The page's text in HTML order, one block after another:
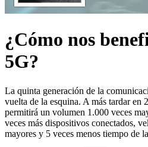
¿Cómo nos
5G?
La quinta generación de la
vuelta de la esquina. A más tardar en
permitirá un volumen 1.000 veces
veces más dispositivos conectados,
mayores y 5 veces menos tiempo de